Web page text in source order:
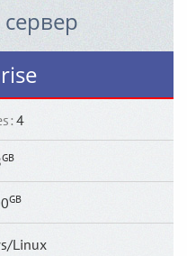
: 4
GB
GB
Linux